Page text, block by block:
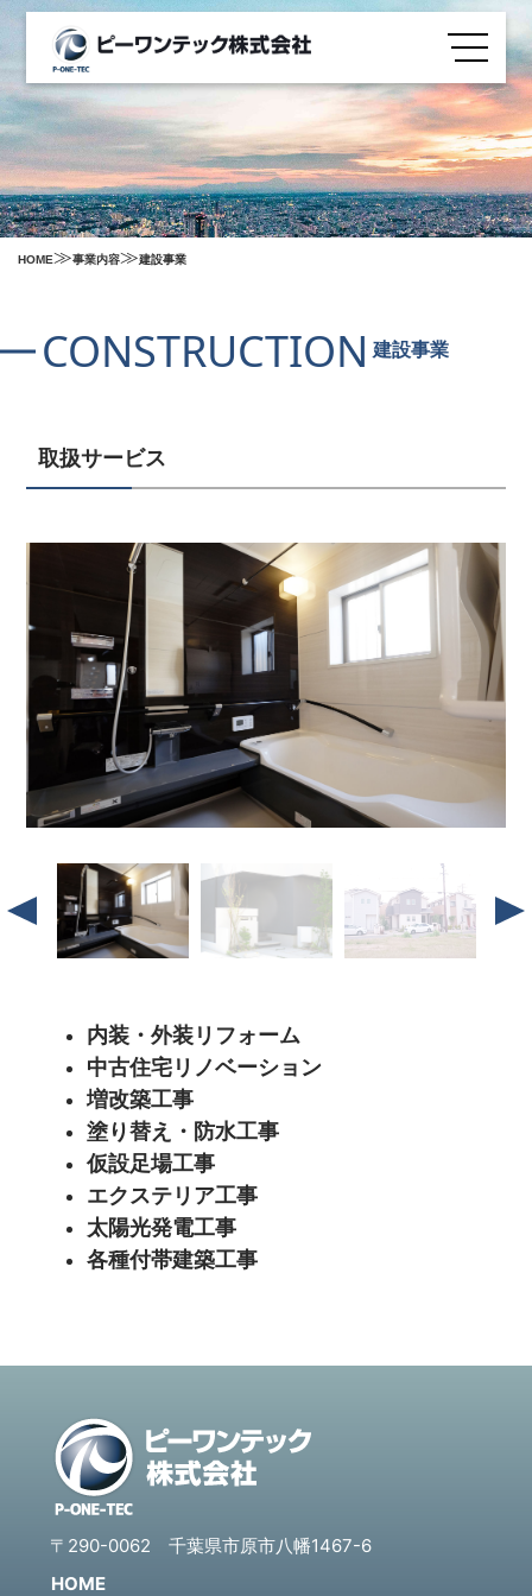
HOME≫事業内容≫建設事業
CONSTRUCTION 建設事業
取扱サービス
内装・外装リフォーム
中古住宅リノベーション
増改築工事
塗り替え・防水工事
仮設足場工事
エクステリア工事
太陽光発電工事
各種付帯建築工事
〒290-0062 千葉県市原市八幡1467-6
HOME